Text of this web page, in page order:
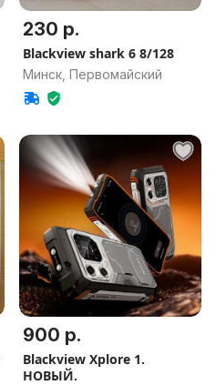
230 р.
Blackview shark 6 8/128
Минск, Первомайский
900 р.
Blackview Xplore 1.
НОВЫЙ.